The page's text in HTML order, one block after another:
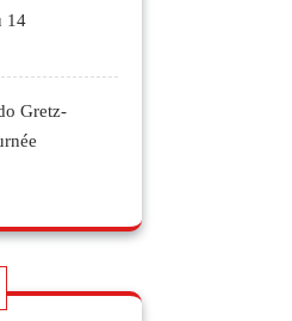
14
Gretz-